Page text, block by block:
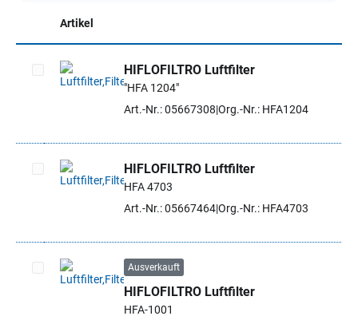
Artikel
Artikel auswählen
HIFLOFILTRO Luftfilter
"HFA 1204"
Art.-Nr.: 05667308 Org.-Nr.: HFA1204
Artikel auswählen
HIFLOFILTRO Luftfilter
HFA 4703
Art.-Nr.: 05667464Org.-Nr.: HFA4703
Artikel auswählen
Ausverkauft
HIFLOFILTRO Luftfilter
HFA-1001